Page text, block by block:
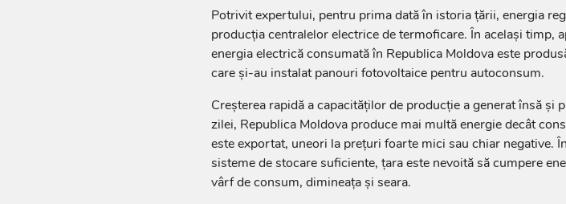
Potrivit expertului, pentru prima dată în istoria țării, energia
producția centralelor electrice de termoficare. În același timp,
energia electrică consumată în Republica Moldova este
care și-au instalat panouri fotovoltaice pentru autoconsum.
Creșterea rapidă a capacităților de producție a generat însă și
zilei, Republica Moldova produce mai multă energie decât
este exportat, uneori la prețuri foarte mici sau chiar negative.
sisteme de stocare suficiente, țara este nevoită să cumpere
vârf de consum, dimineața și seara.